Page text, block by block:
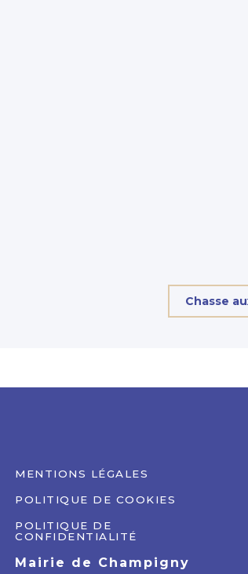
Chasse
MENTIONS LÉGALES
POLITIQUE DE COOKIES
POLITIQUE DE
CONFIDENTIALITÉ
Mairie de Champigny